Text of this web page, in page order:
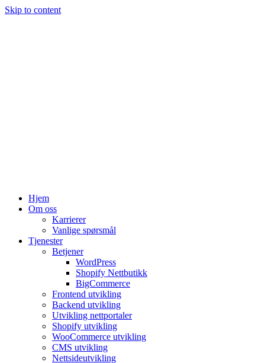
Skip to content
Hjem
Om oss
Karrierer
Vanlige spørsmål
Tjenester
Betjener
WordPress
Shopify Nettbutikk
BigCommerce
Frontend utvikling
Backend utvikling
Utvikling nettportaler
Shopify utvikling
WooCommerce utvikling
CMS utvikling
Nettsideutvikling